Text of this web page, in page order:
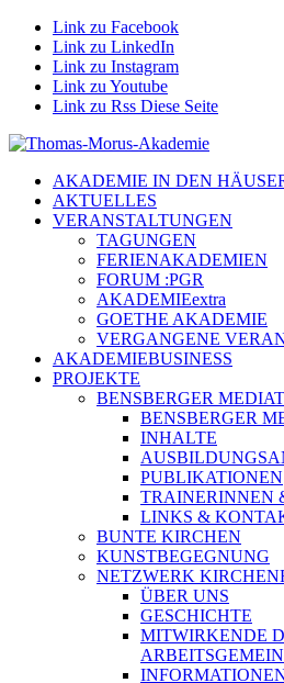
Link zu Facebook
Link zu LinkedIn
Link zu Instagram
Link zu Youtube
Link zu Rss Diese Seite
AKADEMIE IN DEN
AKTUELLES
VERANSTALTUNGEN
TAGUNGEN
FERIENAKADEMIEN
FORUM :PGR
AKADEMIEextra
GOETHE AKADEMIE
VERGANGENE
AKADEMIEBUSINESS
PROJEKTE
BENSBERGER
BENSBERGER
INHALTE
PUBLIKATIONEN
TRAINERINNEN
LINKS &
BUNTE KIRCHEN
KUNSTBEGEGNUNG
NETZWERK
ÜBER UNS
GESCHICHTE
MITWIRKENDE